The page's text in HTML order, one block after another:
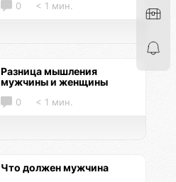
0 < 1 мин.
Разница мышления
мужчины и женщины
0 < 1 мин.
Что должен мужчина